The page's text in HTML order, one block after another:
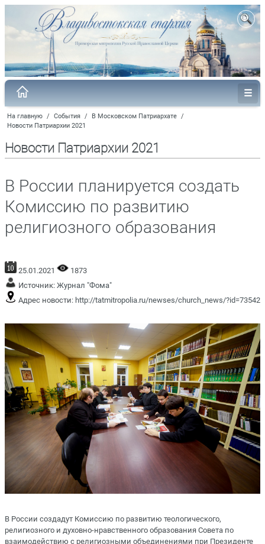
На главную / События / В Московском Патриархате /
Новости Патриархии 2021
Новости Патриархии 2021
В России планируется создать
Комиссию по развитию
религиозного образования
25.01.2021
1873
Источник: Журнал "Фома"
Адрес новости: http://tatmitropolia.ru/newses/church_news/?id=73542
В России создадут Комиссию по развитию теологического,
религиозного и духовно-нравственного образования Совета по
взаимодействию с религиозными объединениями при Президенте